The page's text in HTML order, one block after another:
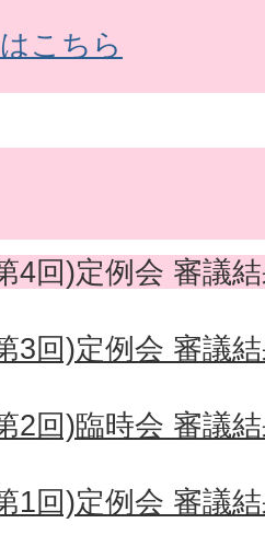
こちら
4回)定例会 審議
3回)定例会 審議
2回)臨時会 審議
1回)定例会 審議